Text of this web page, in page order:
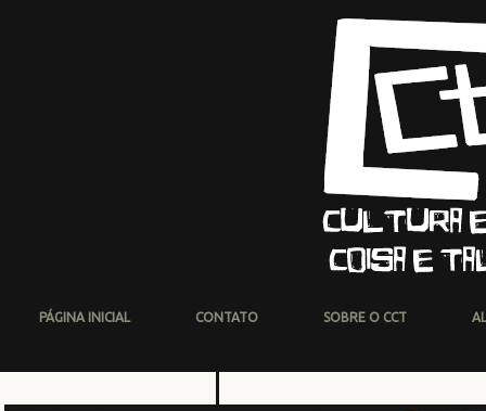
PÁGINA INICIAL CONTATO SOBRE O CCT